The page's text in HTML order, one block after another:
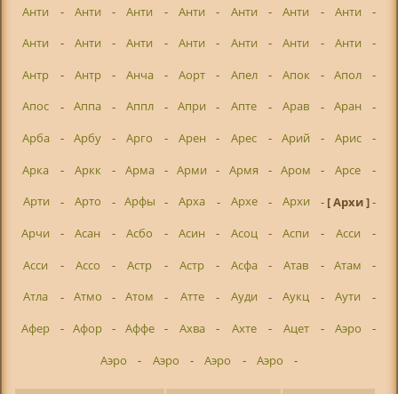
Анти
- Анти - Анти - Анти - Анти - Анти - Анти
-
Анти
- Анти - Анти - Анти - Анти - Анти - Анти
-
Антр
- Антр - Анча - Аорт - Апел - Апок - Апол
-
Апос
- Аппа - Аппл - Апри - Апте - Арав - Аран
-
Арба
- Арбу - Арго - Арен - Арес - Арий - Арис
-
Арка
- Аркк - Арма - Арми - Армя - Аром - Арсе
-
Арти
- Арто - Арфы - Арха - Архе - Архи - [ Архи ]-
Арчи
- Асан - Асбо - Асин - Асоц - Аспи - Асси
-
Асси
- Ассо - Астр - Астр - Асфа - Атав - Атам
-
Атла
- Атмо - Атом - Атте - Ауди - Аукц - Аути
-
Афер
- Афор - Аффе - Ахва - Ахте - Ацет - Аэро
-
Аэро
- Аэро - Аэро - Аэро -